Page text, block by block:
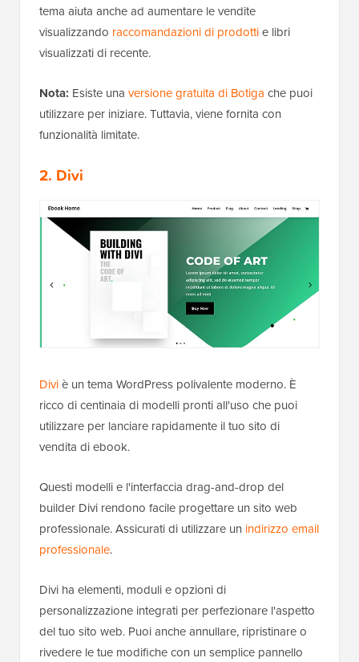
tema aiuta anche ad aumentare le vendite
visualizzando raccomandazioni di prodottie libri
visualizzati di recente.
Nota: Esiste una versione gratuita di Botiga che puoi
utilizzare per iniziare. Tuttavia, viene fornita con
funzionalità limitate.
2. Divi
Diviè un tema WordPress polivalente moderno. È
ricco di centinaia di modelli pronti all'uso che puoi
utilizzare per lanciare rapidamente il tuo sito di
vendita di ebook.
Questi modelli e l'interfaccia drag-and-drop del
builder Divi rendono facile progettare un sito web
professionale. Assicurati di utilizzare un indirizzo email
professionale.
Divi ha elementi, moduli e opzioni di
personalizzazione integrati per perfezionare l'aspetto
del tuo sito web. Puoi anche annullare, ripristinare o
rivedere le tue modifiche con un semplice pannello